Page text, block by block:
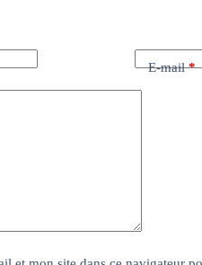
E-mail*